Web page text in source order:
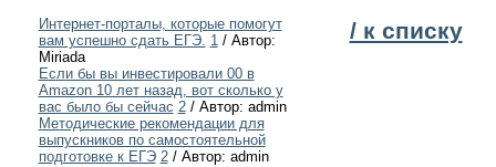
Интернет-порталы, которые помогут
вам успешно сдать ЕГЭ. 1/ Автор:
Miriada
Если бы вы инвестировали 00 в
Amazon 10 лет назад, вот сколько у
вас было бы сейчас 2/ Автор: admin
Методические рекомендации для
выпускников по самостоятельной
подготовке к ЕГЭ 2/ Автор: admin
/ к списку